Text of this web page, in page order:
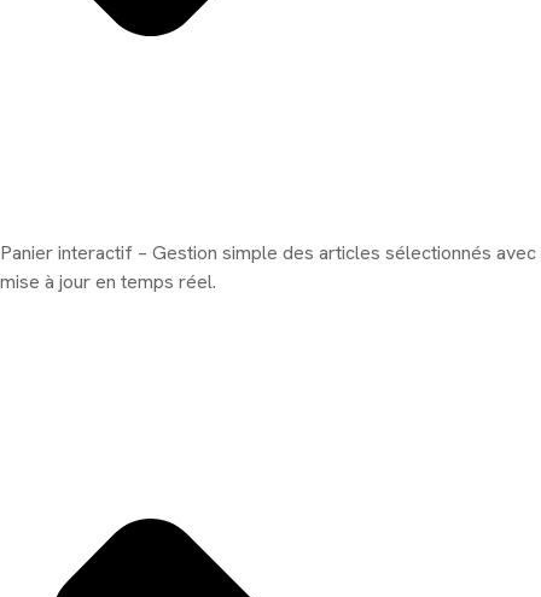
Panier interactif – Gestion simple des articles sélectionnés avec
mise à jour en temps réel.